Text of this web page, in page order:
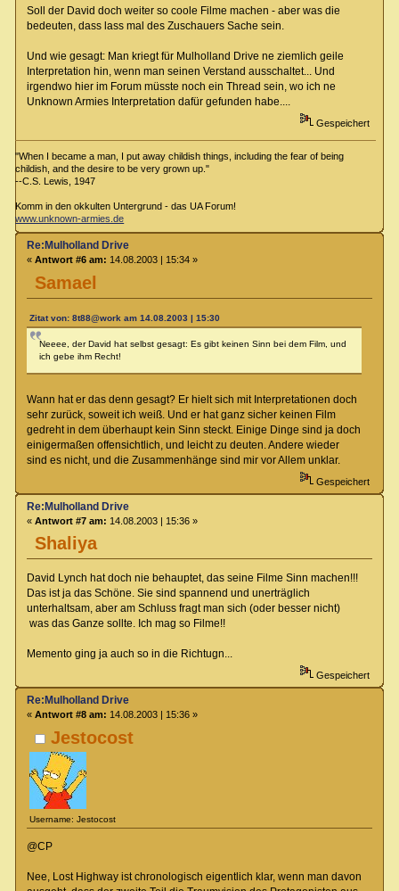
Soll der David doch weiter so coole Filme machen - aber was die
bedeuten, dass lass mal des Zuschauers Sache sein.
Und wie gesagt: Man kriegt für Mulholland Drive ne ziemlich geile
Interpretation hin, wenn man seinen Verstand ausschaltet... Und
irgendwo hier im Forum müsste noch ein Thread sein, wo ich ne
Unknown Armies Interpretation dafür gefunden habe....
Gespeichert
"When I became a man, I put away childish things, including the fear of being
childish, and the desire to be very grown up."
--C.S. Lewis, 1947
Komm in den okkulten Untergrund - das UA Forum!
www.unknown-armies.de
Samael
Re:Mulholland Drive
« Antwort #6 am: 14.08.2003 | 15:34 »
Zitat von: 8t88@work am 14.08.2003 | 15:30
Neeee, der David hat selbst gesagt: Es gibt keinen Sinn bei dem Film, und
ich gebe ihm Recht!
Wann hat er das denn gesagt? Er hielt sich mit Interpretationen doch
sehr zurück, soweit ich weiß. Und er hat ganz sicher keinen Film
gedreht in dem überhaupt kein Sinn steckt. Einige Dinge sind ja doch
einigermaßen offensichtlich, und leicht zu deuten. Andere wieder
sind es nicht, und die Zusammenhänge sind mir vor Allem unklar.
Gespeichert
Shaliya
Re:Mulholland Drive
« Antwort #7 am: 14.08.2003 | 15:36 »
David Lynch hat doch nie behauptet, das seine Filme Sinn machen!!!
Das ist ja das Schöne. Sie sind spannend und unerträglich
unterhaltsam, aber am Schluss fragt man sich (oder besser nicht)
was das Ganze sollte. Ich mag so Filme!!
Memento ging ja auch so in die Richtugn...
Gespeichert
Jestocost
Username: Jestocost
Re:Mulholland Drive
« Antwort #8 am: 14.08.2003 | 15:36 »
@CP
Nee, Lost Highway ist chronologisch eigentlich klar, wenn man davon